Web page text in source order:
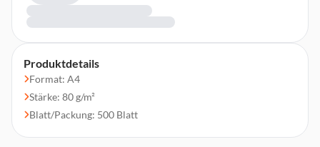
Produktdetails
Format: A4
Stärke: 80 g/m²
Blatt/Packung: 500 Blatt